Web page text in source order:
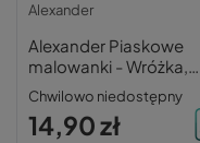
Alexander
Alexander Piaskowe
malowanki - Wróżka,
Kwiaty
Chwilowo niedostępny
14,90 zł